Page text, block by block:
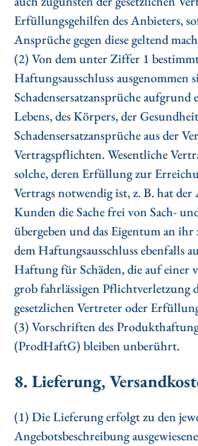
Erfüllungsgehilfen des Anbieters,
Ansprüche gegen diese geltend
(2) Von dem unter Ziffer 1
Haftungsausschluss ausgenommen
Schadensersatzansprüche aufgrund
Lebens, des Körpers, der
Schadensersatzansprüche aus der
Vertragspflichten. Wesentliche
solche, deren Erfüllung zur
Vertrags notwendig ist, z. B. hat
Kunden die Sache frei von Sach-
übergeben und das Eigentum an ihr
dem Haftungsausschluss ebenfalls
Haftung für Schäden, die auf einer
grob fahrlässigen Pflichtverletzung
gesetzlichen Vertreter oder
(3) Vorschriften des
(ProdHaftG) bleiben unberührt.
8. Lieferung,
(1) Die Lieferung erfolgt zu den
Angebotsbeschreibung